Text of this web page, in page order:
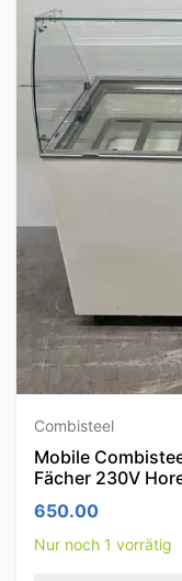
Combisteel
Mobile
Fächer 230V
650.00
Nur noch 1 vorrätig